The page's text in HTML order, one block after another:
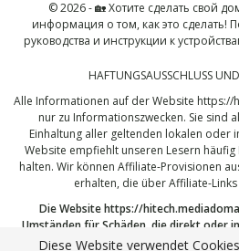
© 2026 - 🏡 Хотите сделать свой
информация о том, как это сделать!
руководства и инструкции к
HAFTUNGSAUSSCHLUSS
Alle Informationen auf der Website https://
nur zu Informationszwecken. Sie sind
Einhaltung aller geltenden lokalen oder
Website empfiehlt unseren Lesern
halten. Wir können Affiliate-Provisionen
erhalten, die über Affiliate-
Die Websitehttps://
Umständen für Schäden, die direkt oder
dem Missbrauch der hier
Diese Website verwendet